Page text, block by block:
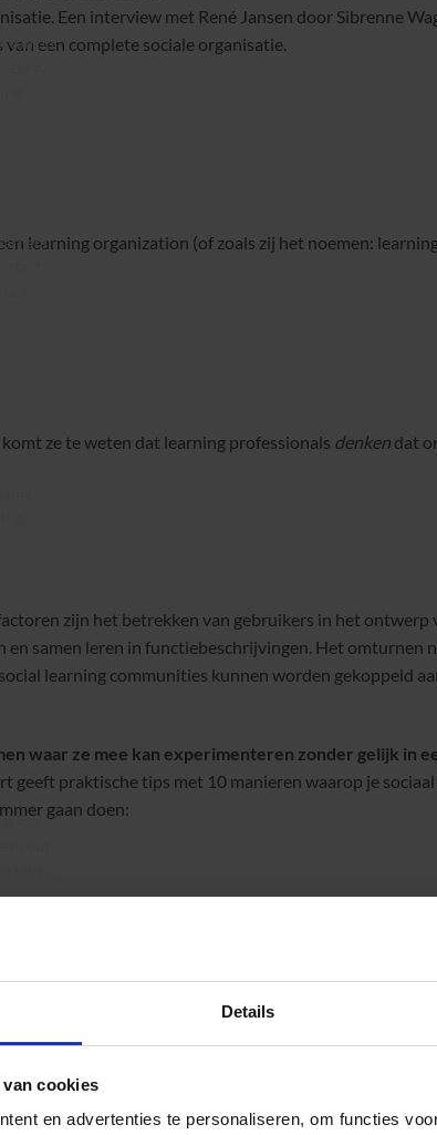
Details
cookies
en advertenties te personaliseren, om functies
Een interview met René Jansen door Sibrenne
een complete sociale organisatie.
op
learning organization (of zoals zij het noemen:
ze te weten dat learning professionals denken dat
zijn het betrekken van gebruikers in het
samen leren in functiebeschrijvingen. Het omturnen
learning communities kunnen worden gekoppeld
waar ze mee kan experimenteren zonder gelijk in
geeft praktische tips met 10 manieren waarop je
gaan doen:
it as
als alternatief voor een cursus: